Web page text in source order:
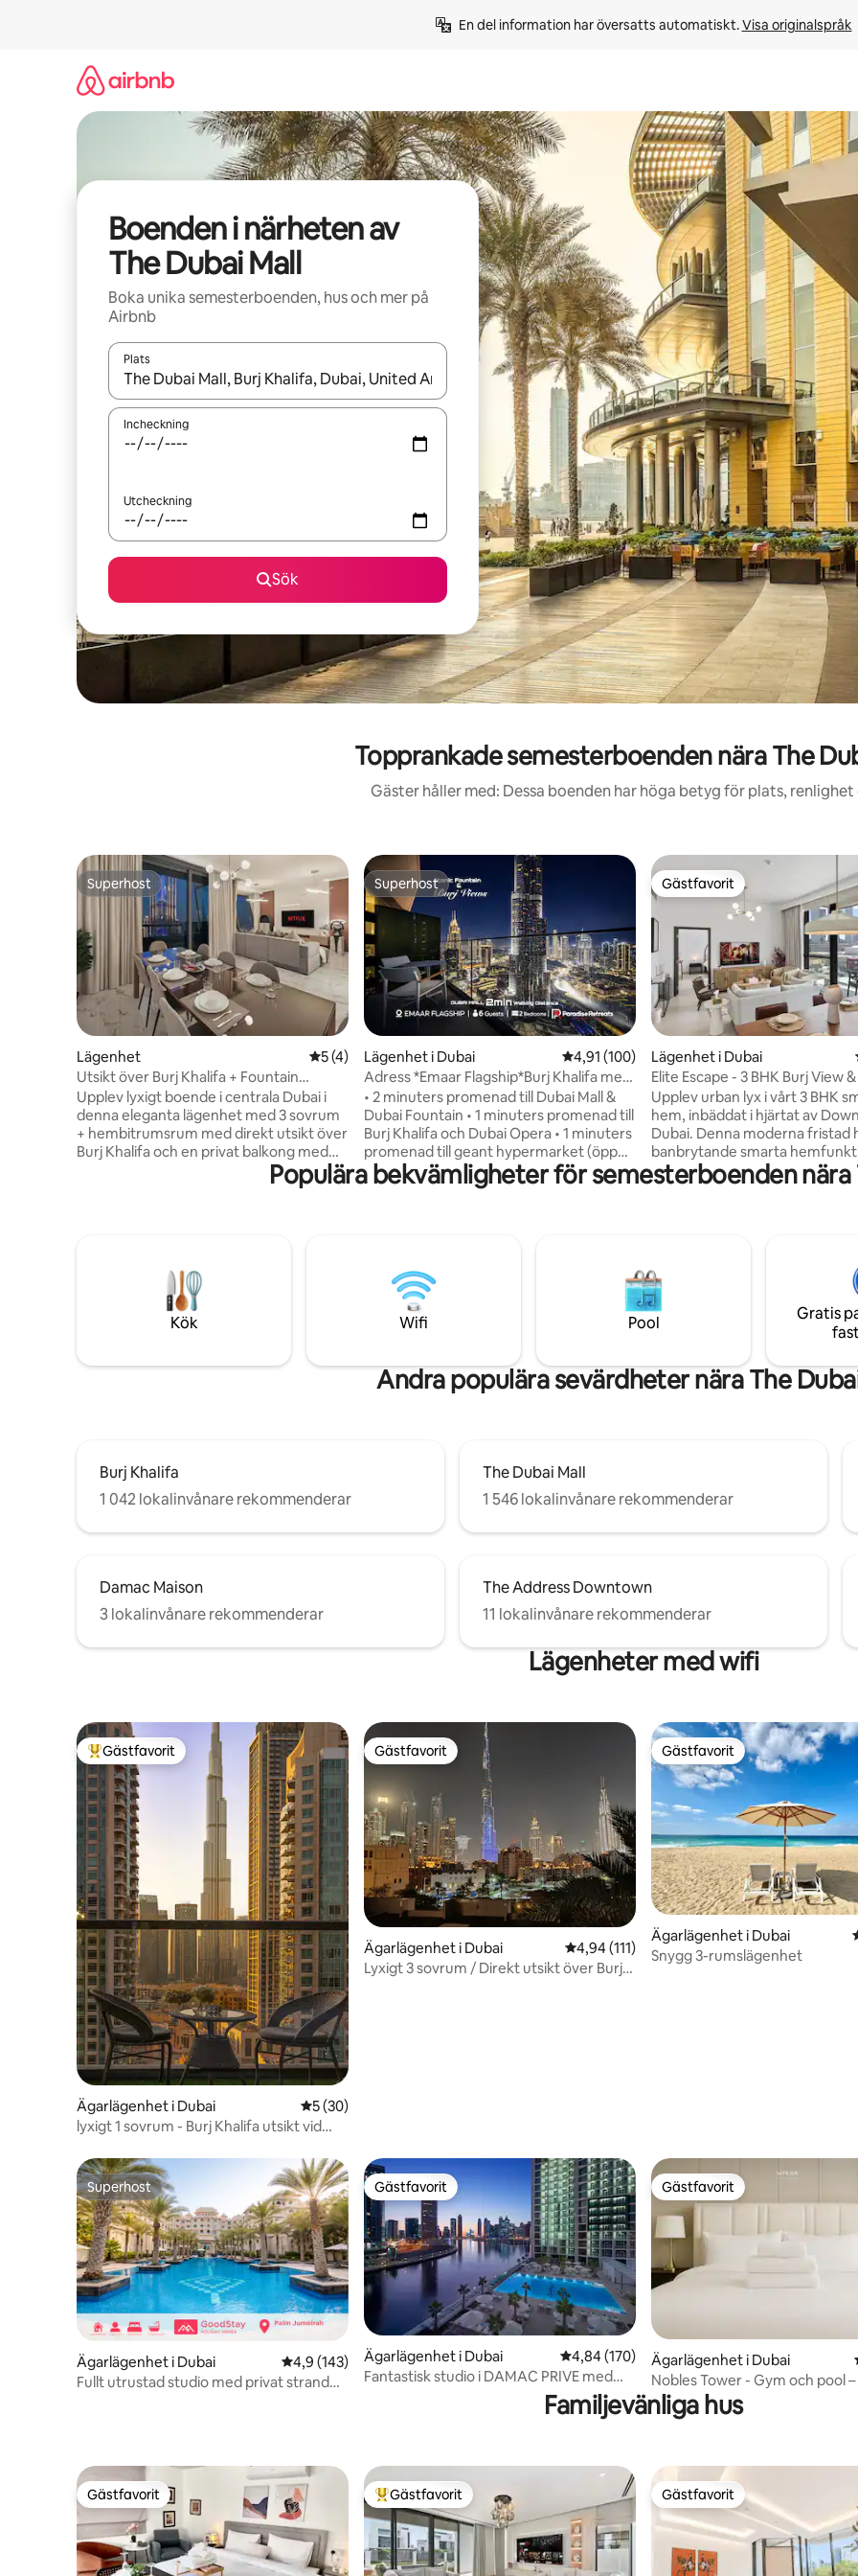
En del information har översatts automatiskt. Visa originalspråk
Boenden i närheten av
The Dubai Mall
Boka unika semesterboenden, hus och mer på
Airbnb
Plats
När resultaten är tillgängliga kan du navigera med upp- och nedåtpilarna eller utforska genom att trycka eller svepa.
Incheckning
Utcheckning
Sök
Topprankade semesterboenden nära The
Gäster håller med: Dessa boenden har höga betyg för plats, renlighet
Superhost
Superhost
Lägenhet 5 av 5 i genomsnittligt betyg, 4 omdömen
5 (4)
Utsikt över Burj Khalifa + Fountain
Signature |Vista Luxe
Upplev lyxigt boende i centrala Dubai i
denna eleganta lägenhet med 3 sovrum
+ hembitrumsrum med direkt utsikt över
Burj Khalifa och en privat balkong med
utsikt över skylinen. Detta boende sköts
av Crown Vacation och kombinerar
några steg från Dubai Mall och Dubai
Opera. Gästerna får också tillgång till en
delad pool, gym och säkerhet dygnet
runt. Sovplats för upp till 6 gäster.
Superhost
Superhost
Lägenhet i Dubai 4,91 av 5 i genomsnittligt betyg, 100
4,91 (100)
Adress *Emaar Flagship*Burj Khalifa med
utsikt över fontänen
• 2 minuters promenad till Dubai Mall &
Dubai Fountain • 1 minuters promenad till
Burj Khalifa och Dubai Opera • 1 minuters
promenad till geant hypermarket (öppen
dygnet runt) • 3 minuters promenad till
tunnelbanestationen • 5 minuters bilresa
Luftkonditionering • Strykutrustning •
Tvättmaskin/torktumlare och
dammsugare • Fullt utrustat kök •
Reception och säkerhet dygnet runt
Gästfavorit
Gästfavorit
Lägenhet i Dubai
Elite Escape - 3 BHK Burj View
Mall Access
Upplev urban lyx i vårt 3 BHK
hem, inbäddat i hjärtat av
Dubai. Denna moderna fristad
banbrytande smarta
tillgodoser alla dina behov,
garanterar en enkel och
bekvämligheter, modern
panoramautsikt över det
stadsbilden. Lyft din Dubai-
gör det inte bara till en resa,
livsstilsutlåtande. ID1506
Populära bekvämligheter för semesterboenden nära
Kök Wifi Pool
Gratis
Andra populära sevärdheter nära The
Burj Khalifa
1 042 lokalinvånare rekommenderar
The Dubai Mall
1 546 lokalinvånare rekommenderar
Damac Maison
3 lokalinvånare rekommenderar
The Address Downtown
11 lokalinvånare rekommenderar
Lägenheter med wifi
Populär gästfavorit
Gästfavorit
Ägarlägenhet i Dubai 5 av 5 i genomsnittligt betyg, 30 omdömen
5 (30)
lyxigt 1 sovrum - Burj Khalifa utsikt vid
Gästfavorit
Gästfavorit
Ägarlägenhet i Dubai 4,94 av 5 i genomsnittligt betyg, 111
4,94 (111)
Lyxigt 3 sovrum / Direkt utsikt över Burj
Gästfavorit
Gästfavorit
Ägarlägenhet i Dubai
Snygg 3-rumslägenhet
Superhost
Superhost
Ägarlägenhet i Dubai 4,9 av 5 i genomsnittligt betyg, 143 omdömen
4,9 (143)
Fullt utrustad studio med privat strand
Gästfavorit
Gästfavorit
Ägarlägenhet i Dubai 4,84 av 5 i genomsnittligt betyg, 170
4,84 (170)
Fantastisk studio i DAMAC PRIVE med
Gästfavorit
Gästfavorit
Ägarlägenhet i Dubai
Nobles Tower - Gym och pool –
minuter till Burj Khalifa
Familjevänliga hus
Gästfavorit
Gästfavorit Populär gästfavorit
Gästfavorit Gästfavorit
Gästfavorit